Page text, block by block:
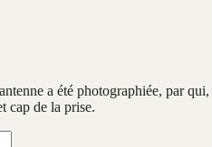
a été photographiée, par qui,
cap de la prise.